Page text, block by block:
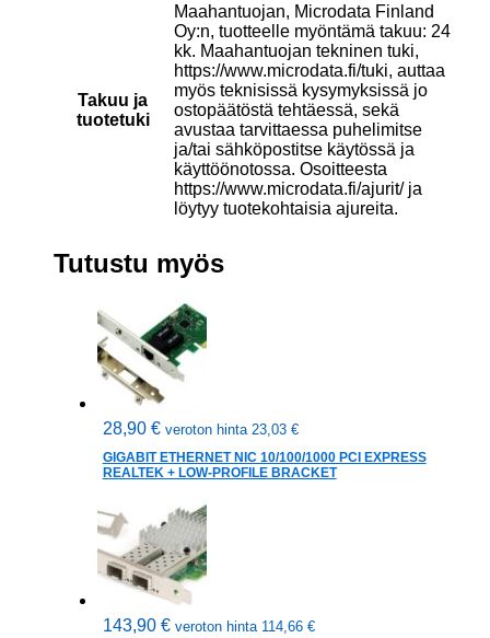
Takuu ja
tuotetuki
Maahantuojan, Microdata Finland
Oy:n, tuotteelle myöntämä takuu: 24
kk. Maahantuojan tekninen tuki,
https://www.microdata.fi/tuki, auttaa
myös teknisissä kysymyksissä jo
ostopäätöstä tehtäessä, sekä
avustaa tarvittaessa puhelimitse
ja/tai sähköpostitse käytössä ja
käyttöönotossa. Osoitteesta
https://www.microdata.fi/ajurit/ ja
löytyy tuotekohtaisia ajureita.
Tutustu myös
28,90 € veroton hinta 23,03 €
GIGABIT ETHERNET NIC 10/100/1000 PCI EXPRESS
REALTEK + LOW-PROFILE BRACKET
143,90 € veroton hinta 114,66 €